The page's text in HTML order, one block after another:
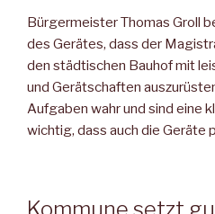
Bürgermeister Thomas Groll
des Gerätes, dass der
den städtischen Bauhof mit
und Gerätschaften
Aufgaben wahr und sind eine
wichtig, dass auch die Geräte